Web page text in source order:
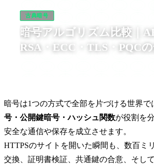
古典暗号
暗号アルゴリズム比較｜
RSA・ECC・TLS・PQC
全な通信や保存を成立させます。HTTPSのサ
意、
暗号は1つの方式で全部を片づける世界で
号・公開鍵暗号・ハッシュ関数が役割を
安全な通信や保存を成立させます。
HTTPSのサイトを開いた瞬間も、数百ミ
交換、証明書検証、共通鍵の合意、そし